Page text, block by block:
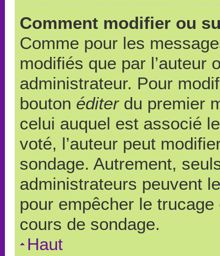
Comment modifier ou
Comme pour les
modifiés que par l’auteur
administrateur. Pour
bouton éditerdu premier
celui auquel est associé
voté, l’auteur peut
sondage. Autrement,
administrateurs peuvent
pour empêcher le
cours de sondage.
Haut